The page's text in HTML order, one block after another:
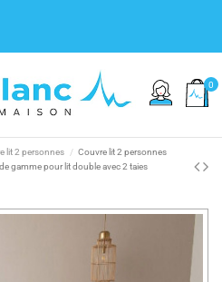
0
lit 2 personnes
Couvre lit 2 personnes
gamme pour lit double avec 2 taies